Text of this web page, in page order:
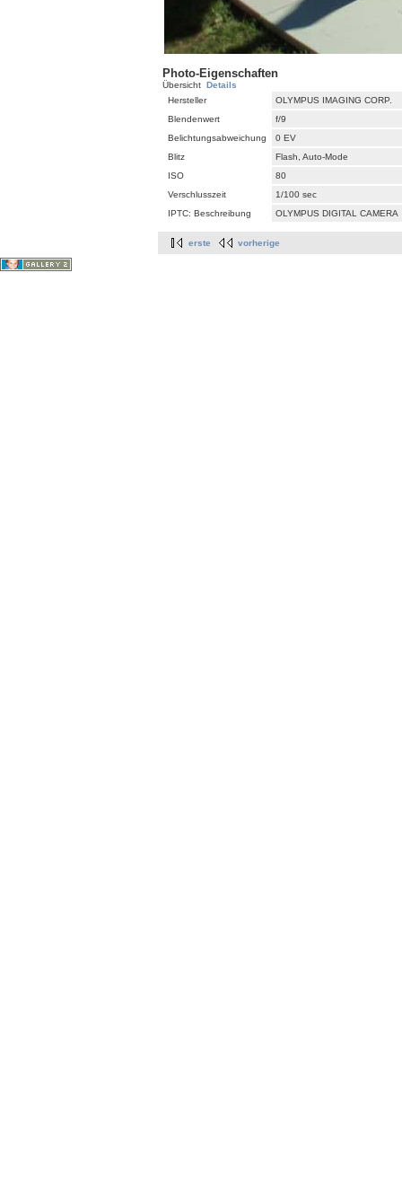
Photo-Eigenschaften
Übersicht Details
Hersteller
OLYMPUS IMAGING CORP.
Blendenwert
f/9
Belichtungsabweichung
0 EV
Blitz
Flash, Auto-Mode
ISO
80
Verschlusszeit
1/100 sec
IPTC: Beschreibung
OLYMPUS DIGITAL CAMERA
erste vorherige